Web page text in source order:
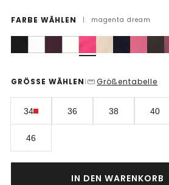
FARBE WÄHLEN | magenta dream
GRÖSSE WÄHLEN | Größentabelle
34 36 38 40
46
IN DEN WARENKORB